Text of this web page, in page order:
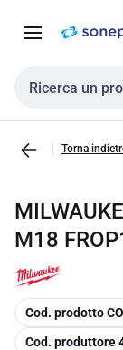
navigazione alla
Cerca input
Torna
M18
copia
Cod. prodotto
copia
Cod. produttore